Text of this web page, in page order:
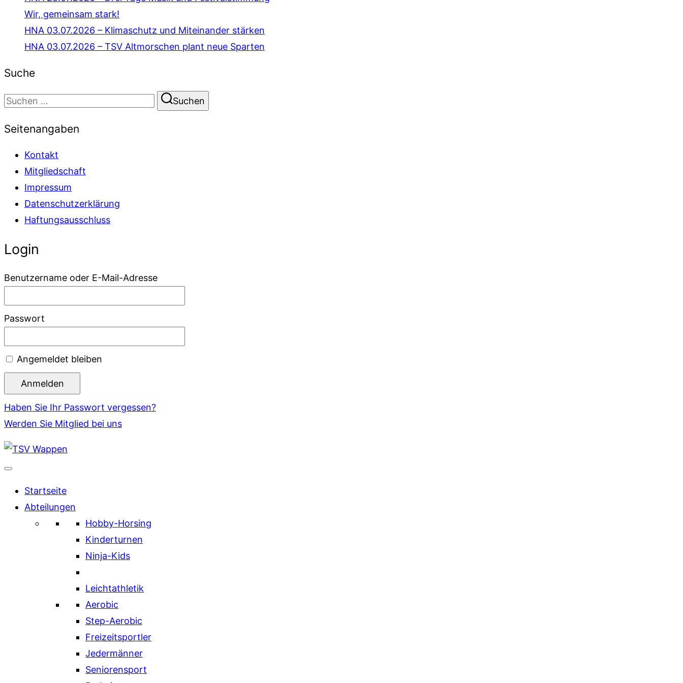
Wir, gemeinsam stark!
HNA 03.07.2026 – Klimaschutz und Miteinander stärken
HNA 03.07.2026 – TSV Altmorschen plant neue Sparten
Suche
Suchen
Suchen
Seitenangaben
Kontakt
Mitgliedschaft
Impressum
Datenschutzerklärung
Haftungsausschluss
Login
Benutzername oder E-Mail-Adresse
Passwort
Angemeldet bleiben
Haben Sie Ihr Passwort vergessen?
Werden Sie Mitglied bei uns
Zum
Inhalt
Startseite
Abteilungen
Hobby-Horsing
Kinderturnen
Ninja-Kids
Leichtathletik
Aerobic
Step-Aerobic
Freizeitsportler
Jedermänner
Seniorensport